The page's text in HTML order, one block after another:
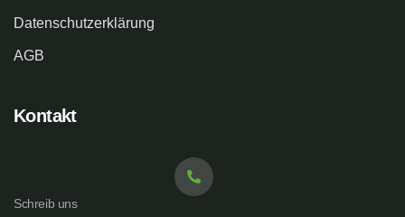
Datenschutzerklärung
AGB
Kontakt
Schreib uns